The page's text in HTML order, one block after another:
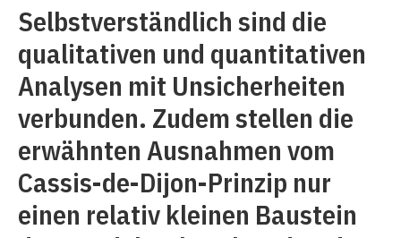
Selbstverständlich sind die
qualitativen und quantitativen
Analysen mit Unsicherheiten
verbunden. Zudem stellen die
erwähnten Ausnahmen vom
Cassis-de-Dijon-Prinzip nur
einen relativ kleinen Baustein